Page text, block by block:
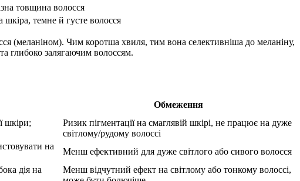
товщина волосся
шкіра, темне й густе волосся
(меланіном). Чим коротша хвиля, тим вона селективніша до меланіну,
глибоко залягаючим волоссям.
Обмеження
шкіри;
Ризик пігментації на смаглявій шкірі, не працює на дуже
світлому/рудому волоссі
на
Менш ефективний для дуже світлого або сивого волосся
дія на
Менш відчутний ефект на світлому або тонкому волоссі,